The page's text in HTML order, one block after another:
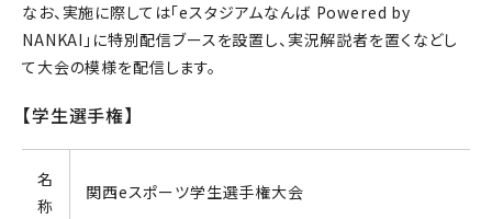
なお、実施に際しては「eスタジアムなんば Powered by
NANKAI」に特別配信ブースを設置し、実況解説者を置くなどし
て大会の模様を配信します。
【学生選手権】
名
称
関西eスポーツ学生選手権大会